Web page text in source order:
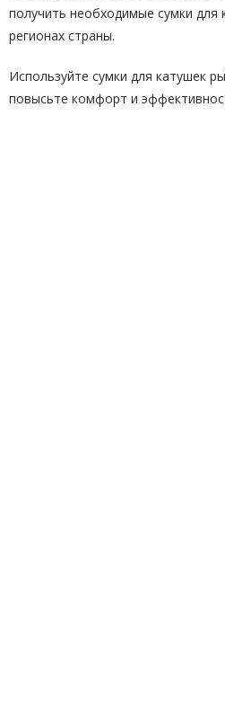
получить необходимые сумки для
регионах страны.
Используйте сумки для катушек
повысьте комфорт и